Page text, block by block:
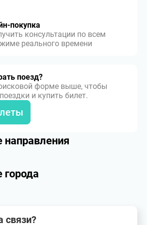
покупка
консультации по всем
реального времени
поезд?
форме выше, чтобы
и купить билет.
связи?